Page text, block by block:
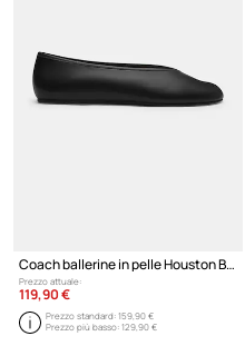
Coach ballerine in pelle Houston Ballet
Prezzo attuale:
119,90 €
Prezzo standard:159,90 €
Prezzo più basso:129,90 €